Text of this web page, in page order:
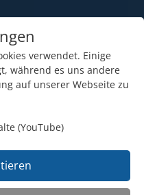
verwendet. Einige
während es uns andere
auf unserer Webseite zu
(YouTube)